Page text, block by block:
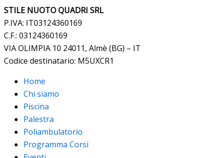
STILE NUOTO QUADRI SRL
P.IVA: IT03124360169
C.F.: 03124360169
VIA OLIMPIA 10 24011, Almè (BG) – IT
Codice destinatario: M5UXCR1
Home
Chi siamo
Piscina
Palestra
Poliambulatorio
Programma Corsi